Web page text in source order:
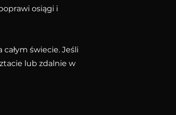
osiągi i
świecie. Jeśli
lub zdalnie w